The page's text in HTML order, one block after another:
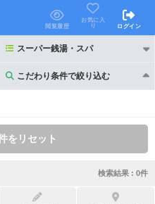
閲覧履歴
お気に入
り
ログイン
スーパー銭湯・スパ
こだわり条件で絞り込む
こだわり条件で絞り込む
をリセット
検索結果 : 0件